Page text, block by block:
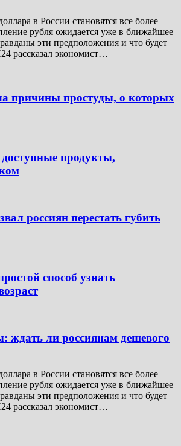
в России становятся все более
рубля ожидается уже в ближайшее
эти предположения и что будет
рассказал экономист…
причины простуды, о которых
продукты,
россиян перестать губить
способ узнать
ждать ли россиянам дешевого
в России становятся все более
рубля ожидается уже в ближайшее
эти предположения и что будет
рассказал экономист…